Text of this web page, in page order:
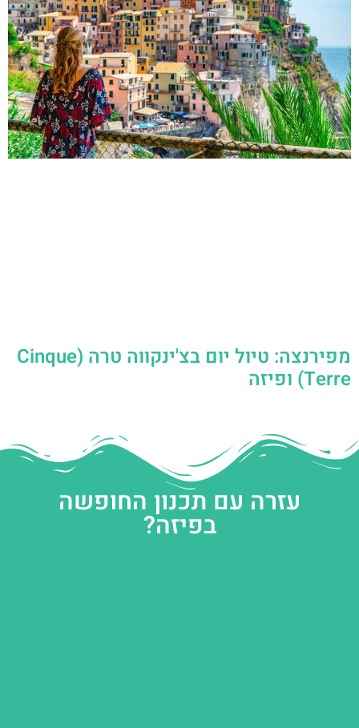
מפירנצה: טיול יום בצ'ינקווה טרה (Cinque
Terre) ופיזה
עזרה עם תכנון החופשה
בפיזה?